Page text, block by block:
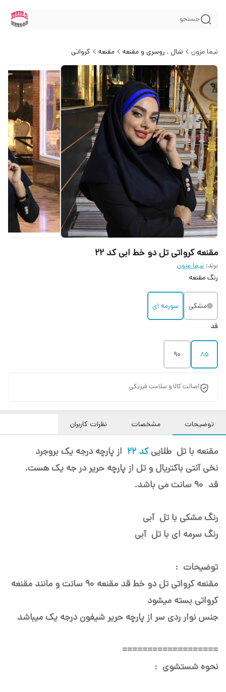
جستجو
نیما مزون شال , روسری و مقنعه مقنعه کرواتی
مقنعه کرواتی تل دو خط ابی کد ۲۲
برند: نیما مزون
رنگ مقنعه
مشکی
سورمه ای
قد
85
90
اصالت کالا و سلامت فیزیکی
توضیحات مشخصات نظرات کاربران
مقنعه با تل طلاییکد 22
از پارچه درجه یک بروجرد
نخی آنتی باکتریال و تل از پارچه حریر در جه یک هست.
قد 90 سانت می باشد.
رنگ مشکی باتل آبی
رنگ سرمه ای باتل آبی
توضیحات :
مقنعه کرواتی تل دو خط قد مقنعه 90 سانت و مانند مقنعه
کرواتی بسته میشود
جنس نوار ردی سر از پارچه حریر شیفون درجه یک میباشد
===================
نحوه شستشوی :